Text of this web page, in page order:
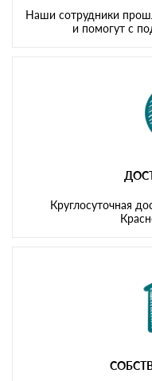
Наши сотрудники
и помогут с
Круглосуточная